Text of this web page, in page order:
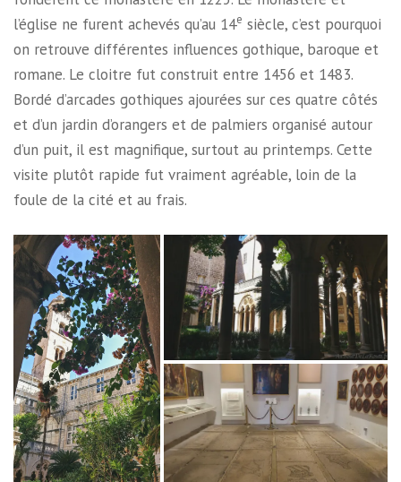
l’église ne furent achevés qu’au 14e siècle, c’est pourquoi
on retrouve différentes influences gothique, baroque et
romane. Le cloitre fut construit entre 1456 et 1483.
Bordé d’arcades gothiques ajourées sur ces quatre côtés
et d’un jardin d’orangers et de palmiers organisé autour
d’un puit, il est magnifique, surtout au printemps. Cette
visite plutôt rapide fut vraiment agréable, loin de la
foule de la cité et au frais.